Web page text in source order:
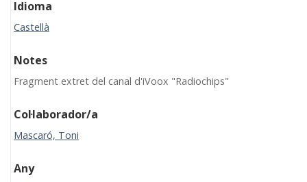
Idioma
Castellà
Notes
Fragment extret del canal d'iVoox "Radiochips"
Col·laborador/a
Mascaró, Toni
Any